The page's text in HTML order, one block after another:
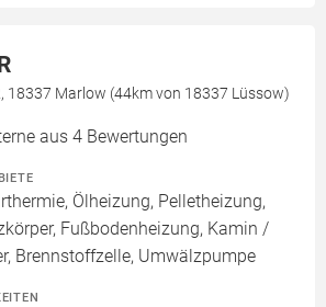
18337 Marlow (44km von 18337 Lüssow)
aus 4 Bewertungen
Ölheizung, Pelletheizung,
Fußbodenheizung, Kamin /
Brennstoffzelle, Umwälzpumpe